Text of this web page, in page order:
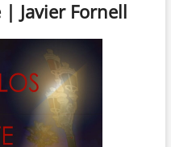
Javier Fornell